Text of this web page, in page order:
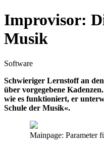
Improvisor:
Musik
Software
Schwieriger Lernstoff an
über vorgegebene
wie es funktioniert, er
Schule der Musik«.
Mainpage: Parameter